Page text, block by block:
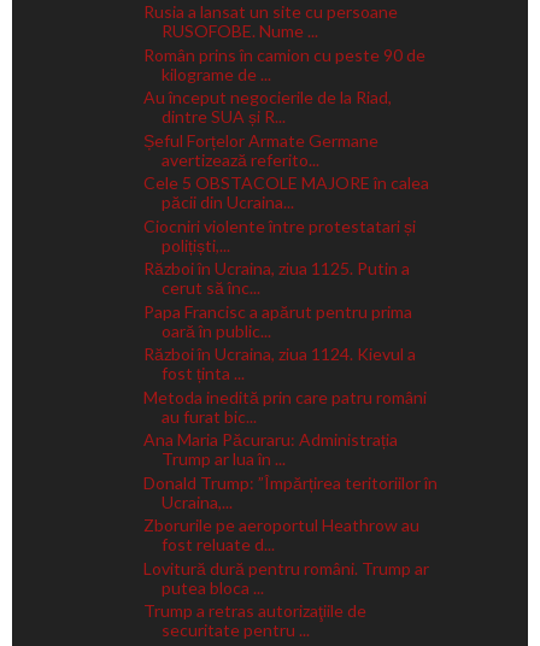
Rusia a lansat un site cu persoane
RUSOFOBE. Nume ...
Român prins în camion cu peste 90 de
kilograme de ...
Au început negocierile de la Riad,
dintre SUA și R...
Șeful Forțelor Armate Germane
avertizează referito...
Cele 5 OBSTACOLE MAJORE în calea
păcii din Ucraina...
Ciocniri violente între protestatari și
polițiști,...
Război în Ucraina, ziua 1125. Putin a
cerut să înc...
Papa Francisc a apărut pentru prima
oară în public...
Război în Ucraina, ziua 1124. Kievul a
fost ținta ...
Metoda inedită prin care patru români
au furat bic...
Ana Maria Păcuraru: Administrația
Trump ar lua în ...
Donald Trump: ”Împărțirea teritoriilor în
Ucraina,...
Zborurile pe aeroportul Heathrow au
fost reluate d...
Lovitură dură pentru români. Trump ar
putea bloca ...
Trump a retras autorizaţiile de
securitate pentru ...